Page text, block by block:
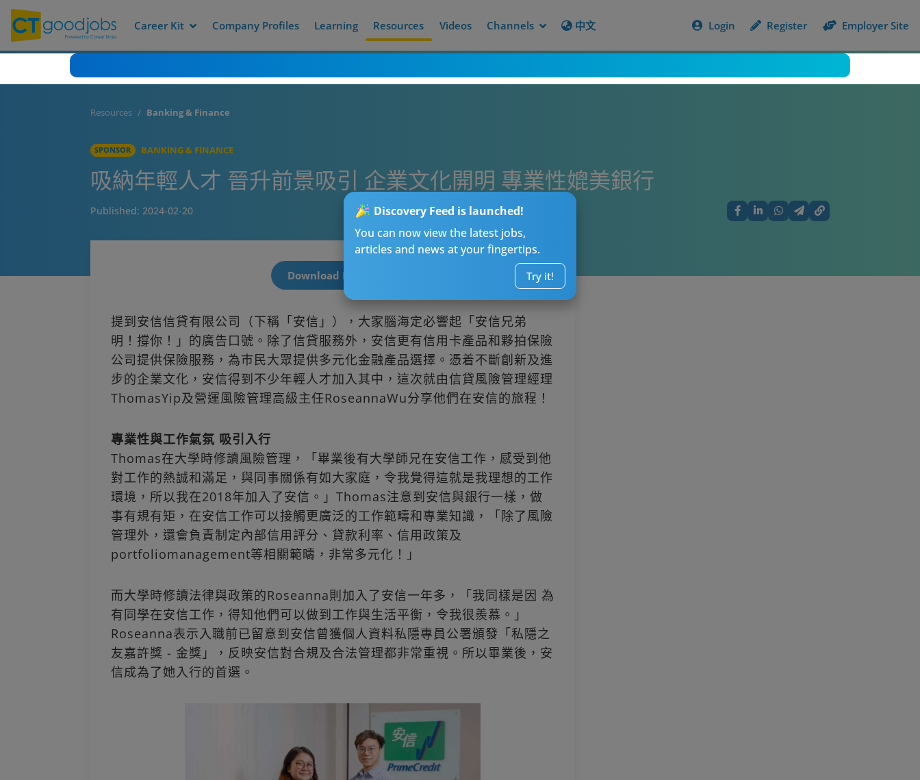
Career Kit Company Profiles Learning Resources Videos Channels 中文 Login Register Employer Site
Discovery Feed is launched!
You can now view the latest jobs,
articles and news at your fingertips.
Try it!
Resources Banking & Finance
SPONSOR BANKING & FINANCE
吸納年輕人才 晉升前景吸引 企業文化開明 專業性媲美銀行
Published: 2024-02-20
Download Now
提到安信信貸有限公司（下稱「安信」），大家腦海定必響起「安信兄弟
明！撐你！」的廣告口號。除了信貸服務外，安信更有信用卡產品和夥拍保險
公司提供保險服務，為巿民大眾提供多元化金融產品選擇。憑着不斷創新及進
步的企業文化，安信得到不少年輕人才加入其中，這次就由信貸風險管理經理
ThomasYip及營運風險管理高級主任RoseannaWu分享他們在安信的旅程！
專業性與工作氣氛 吸引入行
Thomas在大學時修讀風險管理，「畢業後有大學師兄在安信工作，感受到他
對工作的熱誠和滿足，與同事關係有如大家庭，令我覺得這就是我理想的工作
環境，所以我在2018年加入了安信。」Thomas注意到安信與銀行一樣，做
事有規有矩，在安信工作可以接觸更廣泛的工作範疇和專業知識，「除了風險
管理外，還會負責制定內部信用評分、貸款利率、信用政策及
portfoliomanagement等相關範疇，非常多元化！」
而大學時修讀法律與政策的Roseanna則加入了安信一年多，「我同樣是因 為
有同學在安信工作，得知他們可以做到工作與生活平衡，令我很羨慕。」
Roseanna表示入職前已留意到安信曾獲個人資料私隱專員公署頒發「私隱之
友嘉許獎 - 金獎」，反映安信對合規及合法管理都非常重視。所以畢業後，安
信成為了她入行的首選。